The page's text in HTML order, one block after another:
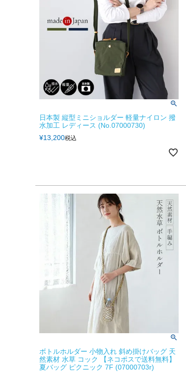
日本製 縦型ミニショルダー 軽量ナイロン 撥
水加工 レディース (No.07000730)
¥13,200税込
ボトルホルダー 小物入れ 斜め掛けバッグ 天
然素材 水草 コック 【ネコポスで送料無料】
夏バッグ ピクニック 7F (07000703r)